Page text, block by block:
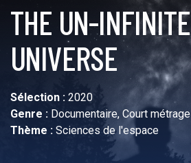
THE UN-INFINITE
UNIVERSE
Sélection : 2020
Genre : Documentaire, Court métrage
Thème : Sciences de l'espace